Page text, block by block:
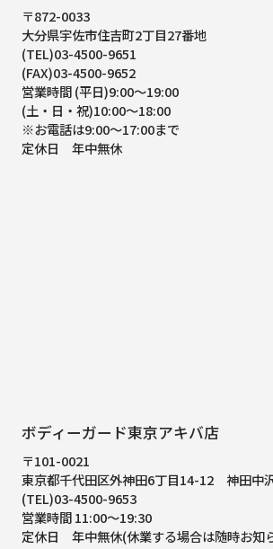
〒872-0033
大分県宇佐市住吉町2丁目27番地
(TEL)03-4500-9651
(FAX)03-4500-9652
営業時間 (平日)9:00～19:00
(土・日・祝)10:00～18:00
※お電話は9:00～17:00まで
定休日 年中無休
ボディーガード東京アキバ店
〒101-0021
東京都千代田区外神田6丁目14-12 神田中
(TEL)03-4500-9653
営業時間 11:00～19:30
定休日 年中無休(休業する場合は随時お知